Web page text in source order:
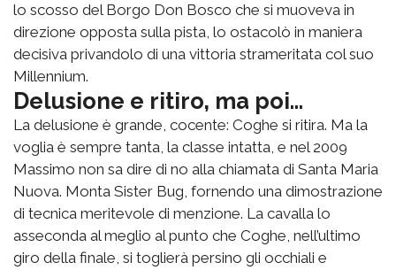
lo scosso del Borgo Don Bosco che si muoveva in
direzione opposta sulla pista, lo ostacolò in maniera
decisiva privandolo di una vittoria strameritata col suo
Millennium.
Delusione e ritiro, ma poi...
La delusione è grande, cocente: Coghe si ritira. Ma la
voglia è sempre tanta, la classe intatta, e nel 2009
Massimo non sa dire di no alla chiamata di Santa Maria
Nuova. Monta Sister Bug, fornendo una dimostrazione
di tecnica meritevole di menzione. La cavalla lo
asseconda al meglio al punto che Coghe, nell’ultimo
giro della finale, si toglierà persino gli occhiali e